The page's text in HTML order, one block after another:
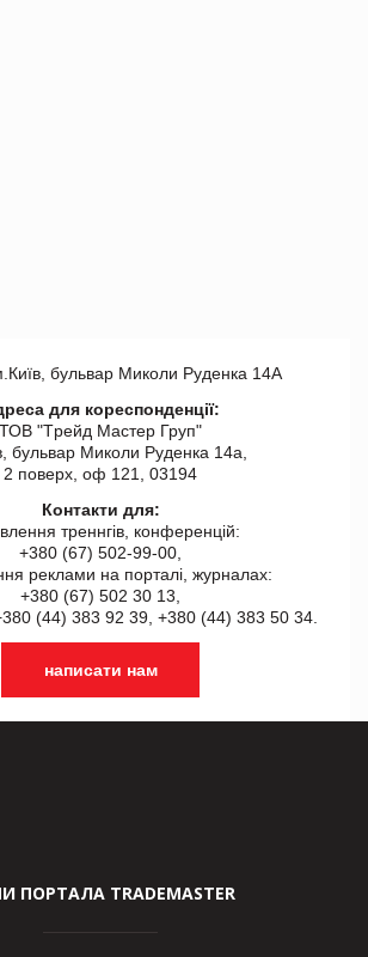
бульвар Миколи Руденка 14А
для кореспонденції:
ТОВ "Tрейд Мастер Груп"
бульвар Миколи Руденка 14а,
2 поверх, оф 121, 03194
Контакти для:
треннгів, конференцій:
+380 (67) 502-99-00,
реклами на порталі, журналах:
+380 (67) 502 30 13,
(44) 383 92 39, +380 (44) 383 50 34.
написати нам
ПОРТАЛА TRADEMASTER